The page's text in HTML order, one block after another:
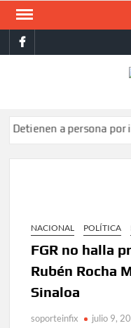
Saltar
contenidofacebook
a persona por
NACIONAL POLÍTICA
FGR no halla
Rubén Rocha
Sinaloa
soporteinfix julio 9,